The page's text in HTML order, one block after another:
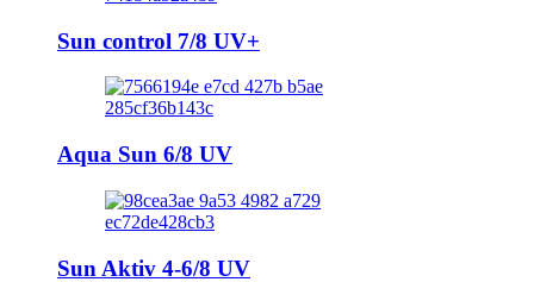
Sun control 7/8 UV+
Aqua Sun 6/8 UV
Sun Aktiv 4-6/8 UV